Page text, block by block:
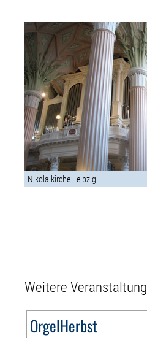
Nikolaikirche Leipzig
Weitere
OrgelHerbst